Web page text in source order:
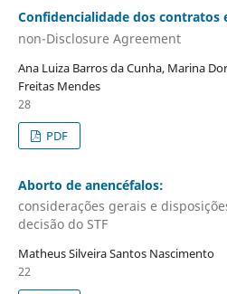
Confidencialidade dos contratos
non-Disclosure Agreement
Ana Luiza Barros da Cunha, Marina
Freitas Mendes
28
PDF
Aborto de anencéfalos:
considerações gerais e
decisão do STF
Matheus Silveira Santos Nascimento
22